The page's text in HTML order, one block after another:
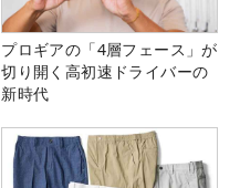
プロギアの「4層フェース」が
切り開く高初速ドライバーの
新時代